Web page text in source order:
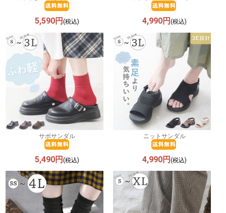
5,590円(税込) 4,990円 (税込)
サボサンダル
5,490円(税込)
ニットサンダル
4,990円 (税込)